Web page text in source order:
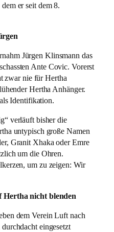
er seit dem 8.
Jürgen Klinsmann das
Ante Covic. Vorerst
zwar nie für Hertha
Hertha Anhänger.
Identifikation.
verläuft bisher die
untypisch große Namen
Granit Xhaka oder Emre
um die Ohren.
um zu zeigen: Wir
nicht blenden
dem Verein Luft nach
eingesetzt